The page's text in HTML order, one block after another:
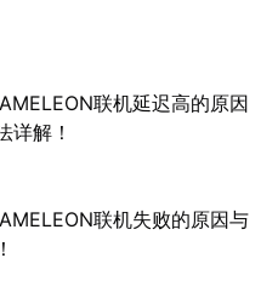
联机延迟高的原因
详解！
联机失败的原因与